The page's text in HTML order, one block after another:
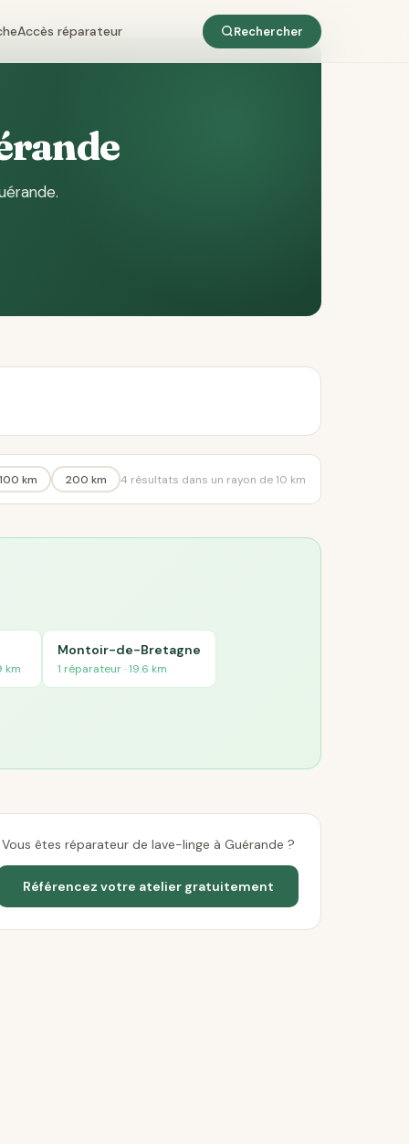
Accès réparateur Rechercher
.
100 km 200 km 4 résultats dans un rayon de 10 km
km
Montoir-de-Bretagne
1 réparateur · 19.6 km
Vous êtes réparateur de lave-linge à Guérande ?
Référencez votre atelier gratuitement